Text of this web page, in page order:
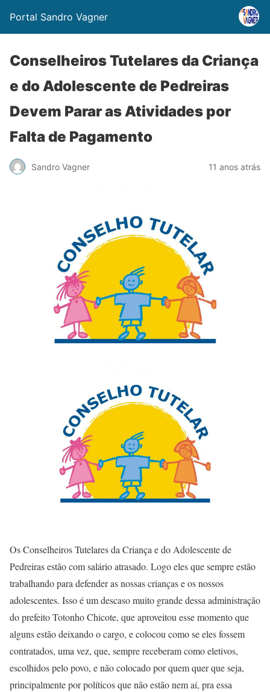
Portal Sandro Vagner
Conselheiros Tutelares da Criança
e do Adolescente de Pedreiras
Devem Parar as Atividades por
Falta de Pagamento
Sandro Vagner 11 anos atrás
Os Conselheiros Tutelares da Criança e do Adolescente de
Pedreiras estão com salário atrasado. Logo eles que sempre estão
trabalhando para defender as nossas crianças e os nossos
adolescentes. Isso é um descaso muito grande dessa administração
do prefeito Totonho Chicote, que aproveitou esse momento que
alguns estão deixando o cargo, e colocou como se eles fossem
contratados, uma vez, que, sempre receberam como eletivos,
escolhidos pelo povo, e não colocado por quem quer que seja,
principalmente por políticos que não estão nem aí, pra essa